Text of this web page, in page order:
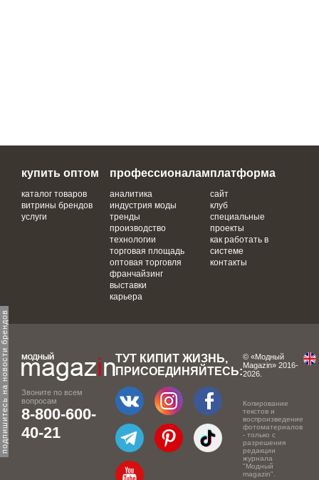
подпишитесь на новости брендов
купить оптом
каталог товаров
витрины брендов
услуги
профессионалам
аналитика
индустрия моды
тренды
производство
технологии
торговая площадь
оптовая торговля
франчайзинг
выставки
карьера
платформа
сайт
клуб
специальные
проекты
как работать в
системе
контакты
Звоните по всем
вопросам
8-800-600-
40-21
ТУТ КИПИТ ЖИЗНЬ,
ПРИСОЕДИНЯЙТЕСЬ:
© «Модный
Magazin» 2016-
2026.
Копирование
текстов и
воспроизведение
фотоматериалов
- только с
разрешения
редакции
журнала
"Модный
magazin".